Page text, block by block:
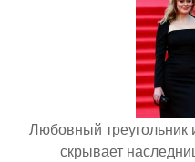
Любовный треугольник
скрывает